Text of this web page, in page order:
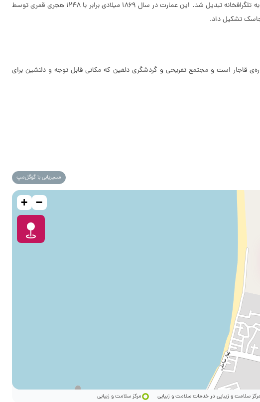
عمارت تلگرافخانه‌ی جاسک یکی از قدیمی‌ترین تلگرافخانه‌‌های ایران است که در ابتدا به عنوان مرکز تجاری کمپانی هند شرقی ساخته شد و بعدها به تلگرا‌فخانه تبدیل شد. این عمارت در سال 1869 میلادی برابر با 1248 هجری قمری توسط
قاجار است و مجتمع تفریحی و گردشگری دلفین که مکانی قابل توجه و دلنشین برای
مسیریابی با گوگل‌مپ
+ −
سلامت و زیبایی در خدمات سلامت و زیبایی مرکز سلامت و زیبایی